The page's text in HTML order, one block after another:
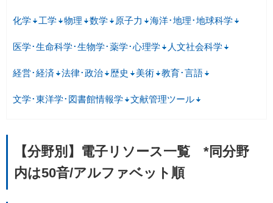
化学 工学 物理 数学 原子力 海洋･地理･地球科学
医学･生命科学･生物学･薬学･心理学 人文社会科学
経営･経済 法律･政治 歴史 美術 教育･言語
文学･東洋学･図書館情報学 文献管理ツール
【分野別】電子リソース一覧 *同分野
内は50音/アルファベット順